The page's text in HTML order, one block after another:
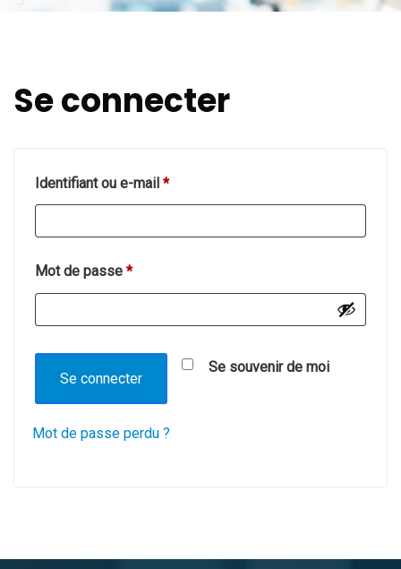
Se connecter
Identifiant ou e-mail *Obligatoire
Mot de passe *Obligatoire
Se souvenir de moi
Se connecter
Mot de passe perdu ?